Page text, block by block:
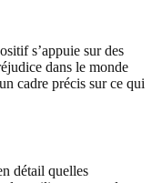
s’appuie sur des
dans le monde
cadre précis sur ce qui
détail quelles